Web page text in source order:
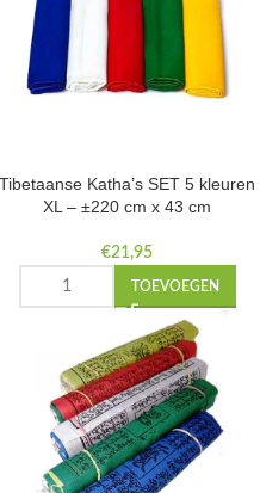
Tibetaanse Katha’s SET 5 kleuren
XL – ±220 cm x 43 cm
€21,95
TOEVOEGEN